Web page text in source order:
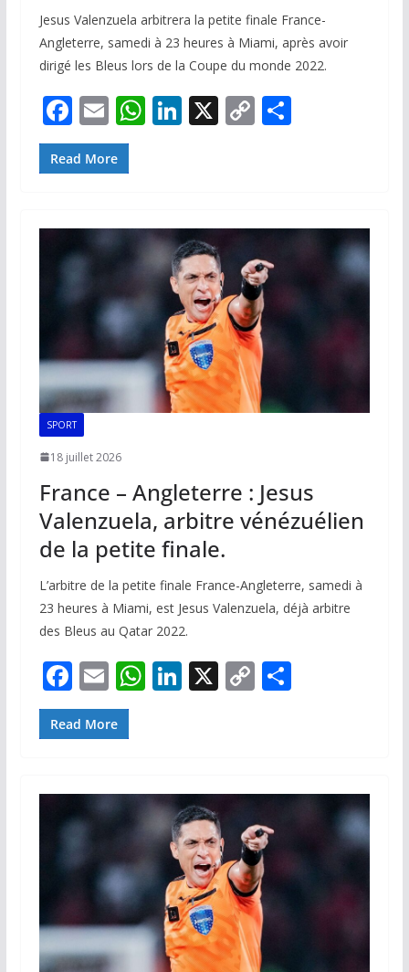
Jesus Valenzuela arbitrera la petite finale France-
Angleterre, samedi à 23 heures à Miami, après avoir
dirigé les Bleus lors de la Coupe du monde 2022.
F
ac
e
o
o
k
E
m
ai
W
A
p
p
Li
dI
n
X C
Li
n
k
P
er
Read More
SPORT
18 juillet 2026
France – Angleterre : Jesus
Valenzuela, arbitre vénézuélien
de la petite finale.
L’arbitre de la petite finale France-Angleterre, samedi à
23 heures à Miami, est Jesus Valenzuela, déjà arbitre
des Bleus au Qatar 2022.
F
ac
e
o
o
k
E
m
ai
W
A
p
p
Li
dI
n
X C
Li
n
k
P
er
Read More